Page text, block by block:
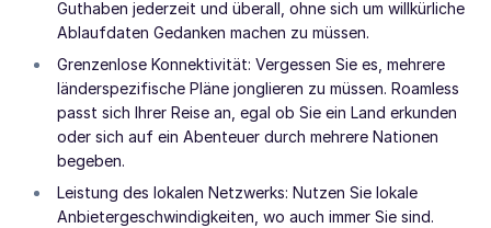
Guthaben jederzeit und überall, ohne sich um willkürliche
Ablaufdaten Gedanken machen zu müssen.
Grenzenlose Konnektivität: Vergessen Sie es, mehrere
länderspezifische Pläne jonglieren zu müssen. Roamless
passt sich Ihrer Reise an, egal ob Sie ein Land erkunden
oder sich auf ein Abenteuer durch mehrere Nationen
begeben.
Leistung des lokalen Netzwerks: Nutzen Sie lokale
Anbietergeschwindigkeiten, wo auch immer Sie sind.